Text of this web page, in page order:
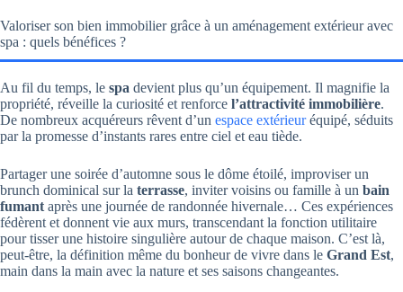
Valoriser son bien immobilier grâce à un aménagement extérieur avec
spa : quels bénéfices ?
Au fil du temps, le spa devient plus qu’un équipement. Il magnifie la
propriété, réveille la curiosité et renforce l’attractivité immobilière.
De nombreux acquéreurs rêvent d’un espace extérieuréquipé, séduits
par la promesse d’instants rares entre ciel et eau tiède.
Partager une soirée d’automne sous le dôme étoilé, improviser un
brunch dominical sur la terrasse, inviter voisins ou famille à un bain
fumant après une journée de randonnée hivernale… Ces expériences
fédèrent et donnent vie aux murs, transcendant la fonction utilitaire
pour tisser une histoire singulière autour de chaque maison. C’est là,
peut-être, la définition même du bonheur de vivre dans le Grand Est,
main dans la main avec la nature et ses saisons changeantes.